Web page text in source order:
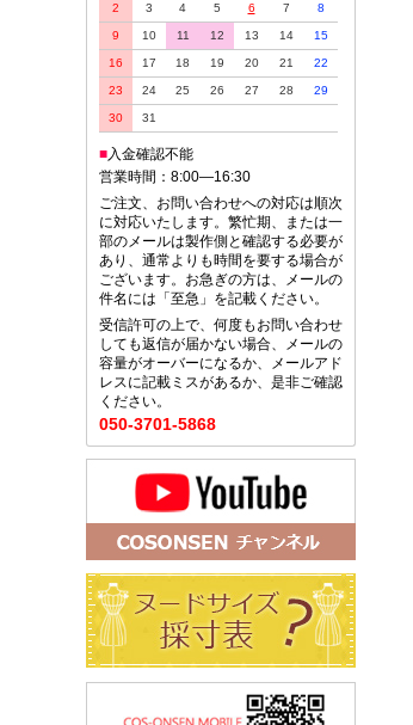
2 3 4 5 6 7 8
9 10 11 12 13 14 15
16 17 18 19 20 21 22
23 24 25 26 27 28 29
30 31
■入金確認不能
営業時間：8:00—16:30
ご注文、お問い合わせへの対応は順次
に対応いたします。繁忙期、または一
部のメールは製作側と確認する必要が
あり、通常よりも時間を要する場合が
ございます。お急ぎの方は、メールの
件名には「至急」を記載ください。
受信許可の上で、何度もお問い合わせ
しても返信が届かない場合、メールの
容量がオーバーになるか、メールアド
レスに記載ミスがあるか、是非ご確認
ください。
050-3701-5868